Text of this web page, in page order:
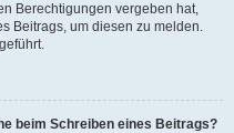
Berechtigungen vergeben hat,
Beitrags, um diesen zu melden.
beim Schreiben eines Beitrags?